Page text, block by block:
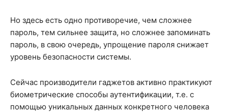
Но здесь есть одно противоречие, чем сложнее
пароль, тем сильнее защита, но сложнее запоминать
пароль, в свою очередь, упрощение пароля снижает
уровень безопасности системы.
Сейчас производители гаджетов активно практикуют
биометрические способы аутентификации, т.е. с
помощью уникальных данных конкретного человека